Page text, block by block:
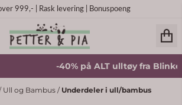
999,- | Rask levering | Bonuspoeng
-40% på ALT ulltøy fra Blinke - Shop
Ull og Bambus / Underdeler i ull/bambus